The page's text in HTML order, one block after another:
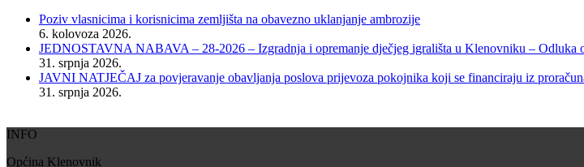
Poziv vlasnicima i korisnicima zemljišta na obavezno uklanjanje ambrozije
6. kolovoza 2026.
JEDNOSTAVNA NABAVA – 28-2026 – Izgradnja i opremanje dječjeg igrališta u Klenovniku – Odluka
31. srpnja 2026.
JAVNI NATJEČAJ za povjeravanje obavljanja poslova prijevoza pokojnika koji se financiraju iz
31. srpnja 2026.
INFO
Općina Klenovnik